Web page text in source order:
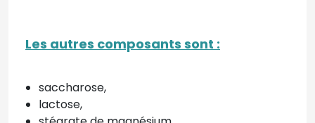
Les autres composants sont :
saccharose,
lactose,